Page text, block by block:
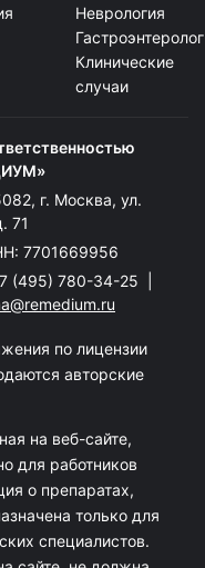
Неврология
Клинические
случаи
г. Москва, ул.
71
7701669956
(495) 780-34-25
по лицензии
авторские
на веб-сайте,
для работников
о препаратах,
только для
специалистов.